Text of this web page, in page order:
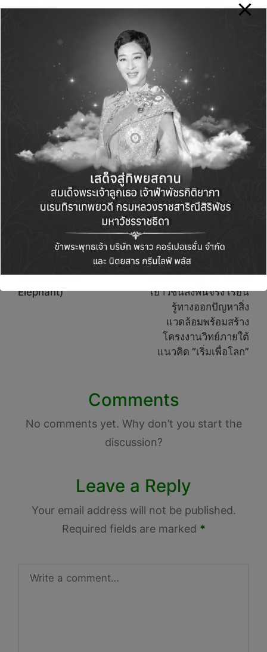
Green Life+
View All Posts
navigation
ศูนย์การค้า แพลทินัม
ยินดีเปิดร้านใหม่ บลู เอ
เลเฟ่นท์ (Blue
Elephant)
บ้านปู-มหิดล ปลุกพลัง
คนรุ่นใหม่ใน “ค่ายเพา
เวอร์กรีน ปีที่ 17″พา 50
เยาวชนลงพื้นจริง เรียน
รู้ทางออกปัญหาสิ่ง
แวดล้อมพร้อมสร้าง
โครงงานวิทย์ภายใต้
แนวคิด “เริ่มเพื่อโลก”
Comments
No comments yet. Why don’t you start the
discussion?
Leave a Reply
Your email address will not be published.
Required fields are marked *